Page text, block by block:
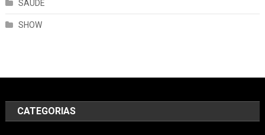
SAÚDE
SHOW
CATEGORIAS